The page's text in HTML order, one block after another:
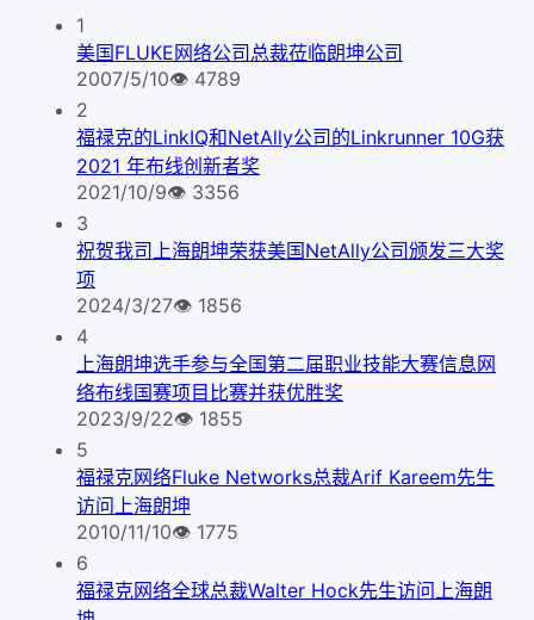
1
美国FLUKE网络公司总裁莅临朗坤公司
2007/5/10👁 4789
2
福禄克的LinkIQ和NetAlly公司的Linkrunner 10G获
2021 年布线创新者奖
2021/10/9👁 3356
3
祝贺我司上海朗坤荣获美国NetAlly公司颁发三大奖
项
2024/3/27👁 1856
4
上海朗坤选手参与全国第二届职业技能大赛信息网
络布线国赛项目比赛并获优胜奖
2023/9/22👁 1855
5
福禄克网络Fluke Networks总裁Arif Kareem先生
访问上海朗坤
2010/11/10👁 1775
6
福禄克网络全球总裁Walter Hock先生访问上海朗